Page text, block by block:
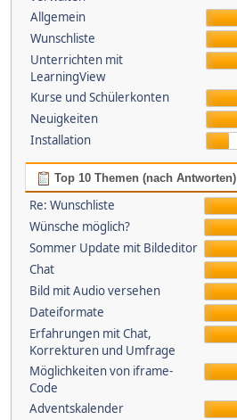
Allgemein
Wunschliste
Unterrichten mit
LearningView
Kurse und Schülerkonten
Neuigkeiten
Installation
Top 10 Themen (nach Antworten)
Re: Wunschliste
Wünsche möglich?
Sommer Update mit Bildeditor
Chat
Bild mit Audio versehen
Dateiformate
Erfahrungen mit Chat,
Korrekturen und Umfrage
Möglichkeiten von iframe-
Code
Adventskalender